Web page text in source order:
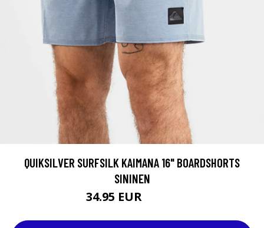
QUIKSILVER SURFSILK KAIMANA 16" BOARDSHORTS
SININEN
34.95 EUR